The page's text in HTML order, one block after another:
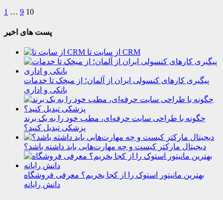
1 … 9 10
پست های اخیر
از سایت تا CRM
پیگیری کارهای کنسولی ایران از آلمان؛ از میخک تا خدمات
بانکی و اداری
چگونه با طراحی سایت حرفه‌ای، مطب خود را به یک برند
پزشکی تبدیل کنید؟
دیجیتال مارکتر کیست و چه مهارت‌هایی باید داشته باشد؟
بهترین مانیتور استوک را از کجا بخریم؟ معرفی فروشگاه
دانش رایانه